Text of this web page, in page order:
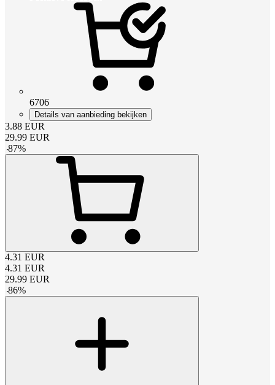
6706
Details van aanbieding bekijken
3.88 EUR
29.99 EUR
-87%
4.31 EUR
4.31 EUR
29.99 EUR
-86%